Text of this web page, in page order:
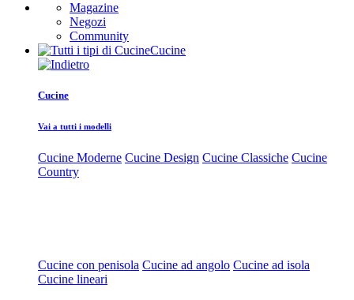
Magazine
Negozi
Community
Cucine
Cucine
Vai a tutti i modelli
Cucine Moderne Cucine Design Cucine Classiche Cucine
Country
Cucine con penisola Cucine ad angolo Cucine ad isola
Cucine lineari